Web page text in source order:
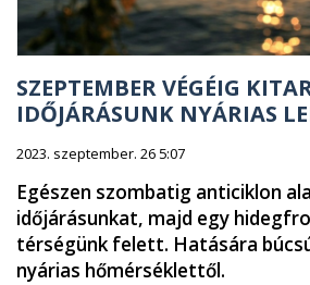
SZEPTEMBER VÉGÉIG
IDŐJÁRÁSUNK NYÁRIAS
2023. szeptember. 26 5:07
Egészen szombatig anticiklon
időjárásunkat, majd egy
térségünk felett. Hatására
nyárias hőmérséklettől.